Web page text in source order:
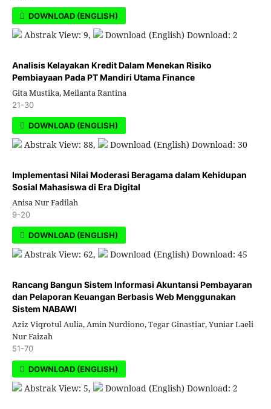
DOWNLOAD (ENGLISH)
Abstrak View: 9, Download (English) Download: 2
Analisis Kelayakan Kredit Dalam Menekan Risiko
Pembiayaan Pada PT Mandiri Utama Finance
Gita Mustika, Meilanta Rantina
21-30
DOWNLOAD (ENGLISH)
Abstrak View: 88, Download (English) Download: 30
Implementasi Nilai Moderasi Beragama dalam Kehidupan
Sosial Mahasiswa di Era Digital
Anisa Nur Fadilah
9-20
DOWNLOAD (ENGLISH)
Abstrak View: 62, Download (English) Download: 45
Rancang Bangun Sistem Informasi Akuntansi Pembayaran
dan Pelaporan Keuangan Berbasis Web Menggunakan
Sistem NABAWI
Aziz Viqrotul Aulia, Amin Nurdiono, Tegar Ginastiar, Yuniar Laeli
Nur Faizah
51-70
DOWNLOAD (ENGLISH)
Abstrak View: 5, Download (English) Download: 2